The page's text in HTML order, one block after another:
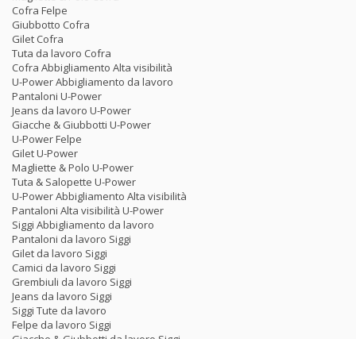
Cofra Felpe
Giubbotto Cofra
Gilet Cofra
Tuta da lavoro Cofra
Cofra Abbigliamento Alta visibilità
U-Power Abbigliamento da lavoro
Pantaloni U-Power
Jeans da lavoro U-Power
Giacche & Giubbotti U-Power
U-Power Felpe
Gilet U-Power
Magliette & Polo U-Power
Tuta & Salopette U-Power
U-Power Abbigliamento Alta visibilità
Pantaloni Alta visibilità U-Power
Siggi Abbigliamento da lavoro
Pantaloni da lavoro Siggi
Gilet da lavoro Siggi
Camici da lavoro Siggi
Grembiuli da lavoro Siggi
Jeans da lavoro Siggi
Siggi Tute da lavoro
Felpe da lavoro Siggi